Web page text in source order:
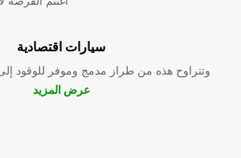
سيارات اقتصادية
وتتراوح هذه من طراز مدمج وموفر للوقود
عرض المزيد